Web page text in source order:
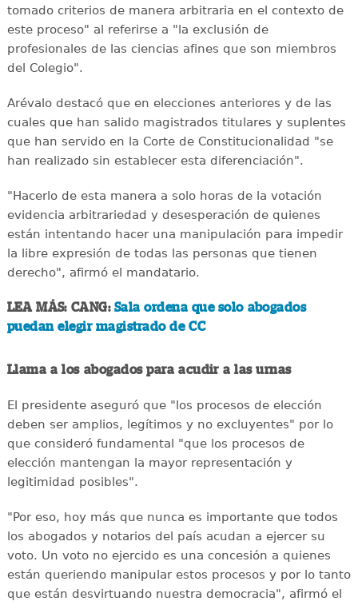
tomado criterios de manera arbitraria en el contexto de
este proceso" al referirse a "la exclusión de
profesionales de las ciencias afines que son miembros
del Colegio".
Arévalo destacó que en elecciones anteriores y de las
cuales que han salido magistrados titulares y suplentes
que han servido en la Corte de Constitucionalidad "se
han realizado sin establecer esta diferenciación".
"Hacerlo de esta manera a solo horas de la votación
evidencia arbitrariedad y desesperación de quienes
están intentando hacer una manipulación para impedir
la libre expresión de todas las personas que tienen
derecho", afirmó el mandatario.
LEA MÁS: CANG:Sala ordena que solo abogados
puedan elegir magistrado de CC
Llama a los abogados para acudir a las urnas
El presidente aseguró que "los procesos de elección
deben ser amplios, legítimos y no excluyentes" por lo
que consideró fundamental "que los procesos de
elección mantengan la mayor representación y
legitimidad posibles".
"Por eso, hoy más que nunca es importante que todos
los abogados y notarios del país acudan a ejercer su
voto. Un voto no ejercido es una concesión a quienes
están queriendo manipular estos procesos y por lo tanto
que están desvirtuando nuestra democracia", afirmó el